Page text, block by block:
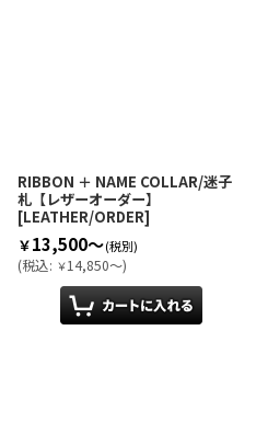
RIBBON ＋ NAME COLLAR/迷子
札【レザーオーダー】
[LEATHER/ORDER]
￥13,500～(税別)
(税込: ￥14,850～)